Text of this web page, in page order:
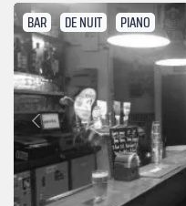
BAR DE NUIT PIANO
Précédent